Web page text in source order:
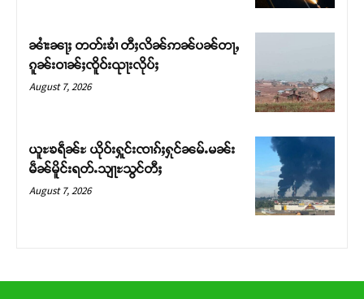
တႃႇႁႂ်ႈသဵင်ၵၢင်ၸႂ်ၵူၼ်းမိူင်း ၵူႈတီႈၵူႈလႅၼ်ပေႃးတေၸွ
တ်ႇ တူဝ်ႈလုမ်ႈၾႃႉၼၼ်ႉ ၶဝ်ႈႁူမ်ႈၵမ်ႉထႅမ် ၸုမ်းၶၢ
ဝ်ႇၽူႈတွႆႇႁွၵ်ႈ လႆႈယူႇၶႃႈဢေႃႈ။
ၼၢႆးၼႃႈ တတ်းၶၢႆ တီႈလိၼ်ဢၼ်ပၼ်တႃႇ
ၵူၼ်းဝၢၼ်ႈၸိူဝ်းၺႃးလိုပ်ႈ
August 7, 2026
ယူႊၶရဵၼ်ႊ ယိုဝ်းႁူင်းၸၢၵ်ႈႁုင်ၼမ်ႉမၼ်း
မဵၼ်မိူင်းရတ်ႉသျႃႊသွင်တီႈ
August 7, 2026